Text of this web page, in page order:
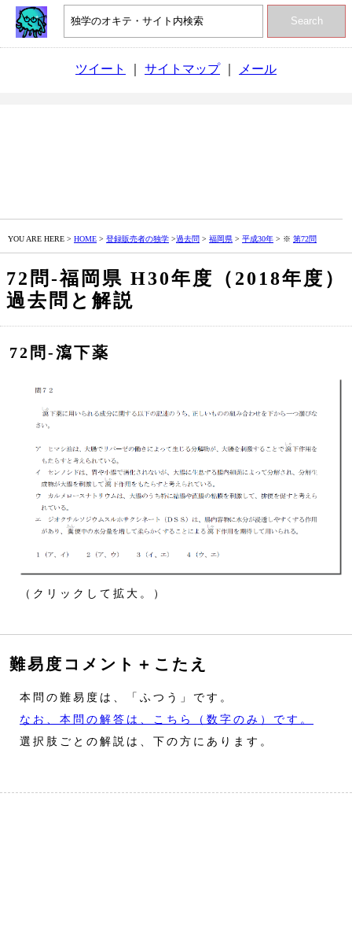
Search
ツイート サイトマップ｜ メール
YOU ARE HERE > HOME > 登録販売者の独学 >過去問 > 福岡県 > 平成30年 > ※ 第72問
72問‐福岡県 H30年度（2018年度）
過去問と解説
72問‐瀉下薬
（クリックして拡大。）
難易度コメント＋こたえ
本問の難易度は、「ふつう」です。
なお、本問の解答は、こちら（数字のみ）です。
選択肢ごとの解説は、下の方にあります。